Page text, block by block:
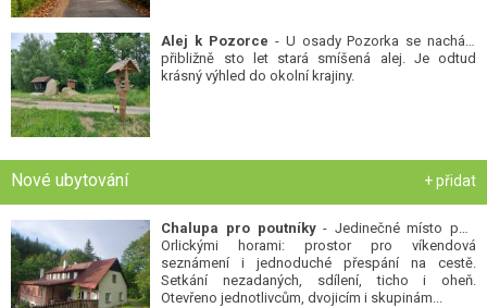
Alej k Pozorce - U osady Pozorka se nachází
přibližně sto let stará smíšená alej. Je odtud
krásný výhled do okolní krajiny.
Nové ubytování + přidat
Chalupa pro poutníky- Jedinečné místo pod
Orlickými horami: prostor pro víkendová
seznámení i jednoduché přespání na cestě.
Setkání nezadaných, sdílení, ticho i oheň.
Otevřeno jednotlivcům, dvojicím i skupinám...